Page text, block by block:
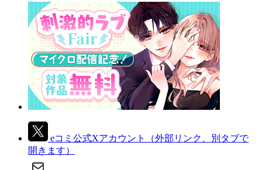
eコミ公式Xアカウント
（外部リンク、別タブで
開きます）